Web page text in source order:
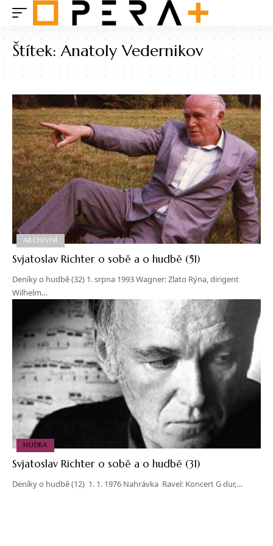
Štítek:Anatoly Vedernikov
ARCHIVNÍ
Svjatoslav Richter o sobě a o hudbě (51)
Deníky o hudbě (32) 1. srpna 1993 Wagner: Zlato Rýna, dirigent
Wilhelm…
HUDBA
Svjatoslav Richter o sobě a o hudbě (31)
Deníky o hudbě (12) 1. 1. 1976 Nahrávka Ravel: Koncert G dur,…